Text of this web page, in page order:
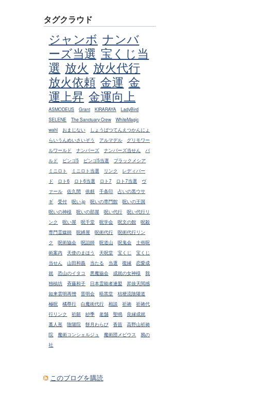
タグクラウド
ジャンボ ナンバ
ーズ当選 宝くじ当
選 放火 放火代行
放火依頼 金運 金
運上昇 金運向上
ASMODEUS Grant KIRARAYA
LadyBird
SELENE
The Sanctuary Crew
WhiteMagic
wahl
おまじない
しょうばつてんえつかんにょ
らいうんめいさいぞう
アルマデル
グリモワー
ルワールド
ナンバーズ ナンバーズ当せん
バ
ルド
ビンゴ5 ビンゴ5当選
ブラックメシア
ミニロト
ミニロト当選 リンク
レディバー
ド
ロト6 ロト6当選 ロト7 ロト7当選
ヴ
ァール
佐久間 依頼 千条印
占いの黒ウサ
ギ
受付 呪い.jp 呪いの専門館
呪いの王国
呪いの神様
呪いの部屋 呪い代行
呪い代行リ
ンク
呪い屋 呪千堂 呪学会 呪文の館
呪殺
専門霊媒師
呪縛屋 呪術代行
呪術代行リン
ク
呪術協会 呪詛師 呪道山 呪鬼会
土俗呪
術案内
天使のまほう 天呪堂 宝くじ
宝くじ
当せん
山田和義 当たる 当選 復縁
恋愛成
就
恐山のイタコ 悪魔協会 成就の女神様
我
独槙坊
斉藤和子 日本霊能者連盟
昇抜天閲感
如来雲明再憎
晋明会 暗黒堂
桔梗流陰陽道
極呪
橘尊行 白魔術代行 相談 祈祷
祈祷代
行リンク
祈願 紗季 老舗 聖鳴
良縁成就
藁人形
陰陽院 餅月わらび 香苗
高野山祈祷
院
魔術コンシェルジュ 魔術団メビウス
鴉の
社
このブログを購読